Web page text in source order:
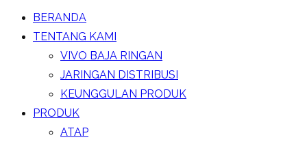
BERANDA
TENTANG KAMI
VIVO BAJA RINGAN
JARINGAN DISTRIBUSI
KEUNGGULAN PRODUK
PRODUK
ATAP